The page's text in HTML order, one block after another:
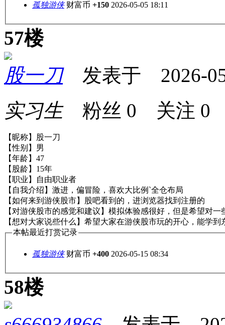
孤独游侠 财富币 +150 2026-05-05 18:11
57楼
股一刀发表于 2026-
实习生粉丝 0 关注 0
【昵称】股一刀
【性别】男
【年龄】47
【股龄】15年
【职业】自由职业者
【自我介绍】激进，偏冒险，喜欢大比例`全仓布局
【如何来到游侠股市】股吧看到的，进浏览器找到注册的
【对游侠股市的感觉和建议】模拟体验感很好，但是希望对
【想对大家说些什么】希望大家在游侠股市玩的开心，能学
本帖最近打赏记录
孤独游侠 财富币 +400 2026-05-15 08:34
58楼